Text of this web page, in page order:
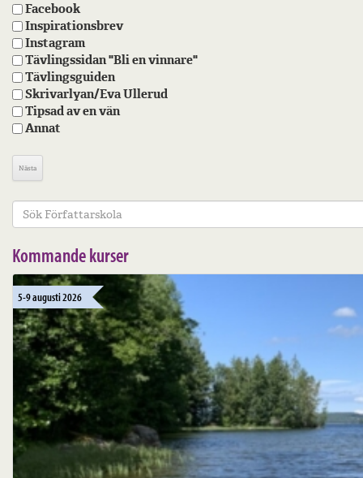
Facebook
Inspirationsbrev
Instagram
Tävlingssidan "Bli en vinnare"
Tävlingsguiden
Skrivarlyan/Eva Ullerud
Tipsad av en vän
Annat
Kommande kurser
5-9 augusti 2026